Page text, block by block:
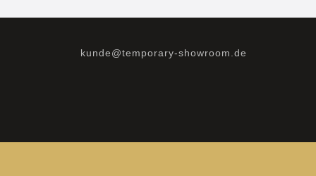
kunde@temporary-showroom.de